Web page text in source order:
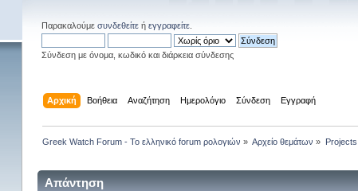
Παρακαλούμε συνδεθείτεή εγγραφείτε.
Σύνδεση με όνομα, κωδικό και διάρκεια σύνδεσης
Αρχική Βοήθεια Αναζήτηση Ημερολόγιο Σύνδεση Εγγραφή
Greek Watch Forum - Το ελληνικό forum ρολογιών » Αρχείο θεμάτων » Projects
Απάντηση